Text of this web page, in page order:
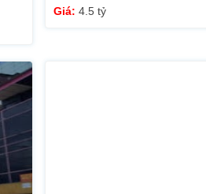
Giá: 4.5 tỷ